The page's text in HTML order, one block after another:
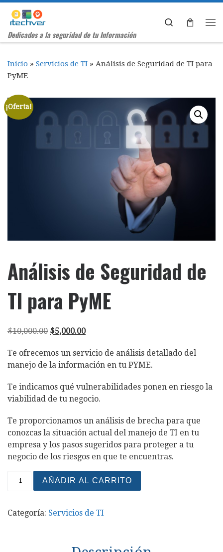
Saltar al contenido
Dedicados a la seguridad de tu Información
Search
Inicio » Servicios de TI » Análisis de Seguridad de TI para
PyME
¡Oferta!
Análisis de Seguridad de
TI para PyME
$10,000.00 El precio original era: $10,000.00.
$5,000.00El precio actual es: $5,000.00.
Te ofrecemos un servicio de análisis detallado del
manejo de la información en tu PYME.
Te indicamos qué vulnerabilidades ponen en riesgo la
viabilidad de tu negocio.
Te proporcionamos un análisis de brecha para que
conozcas la situación actual del manejo de TI en tu
empresa y los pasos sugeridos para proteger a tu
negocio de los riesgos en que te encuentras.
Análisis de Seguridad de TI para PyME cantidad
AÑADIR AL CARRITO
Categoría: Servicios de TI